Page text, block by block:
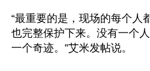
“最重要的是，现场的每个人
也完整保护下来。没有一个
一个奇迹。”艾米发帖说。